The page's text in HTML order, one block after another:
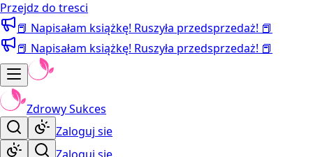
Przejdz do tresci
📕 Napisałam książkę! Ruszyła przedsprzedaż! 📕
📕 Napisałam książkę! Ruszyła przedsprzedaż! 📕
Zdrowy Sukces
Zaloguj sie